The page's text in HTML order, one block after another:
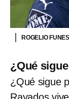
ROGELIO
¿Qué
¿Qué sigue